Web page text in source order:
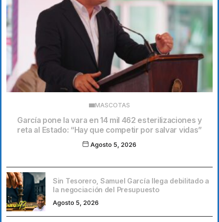
MASCOTAS
García pone la vara en 14 mil 462 esterilizaciones y
reta al Estado: “Hay que competir por salvar vidas”
Agosto 5, 2026
Sin Tesorero, Samuel García llega debilitado a
la negociación del Presupuesto
Agosto 5, 2026